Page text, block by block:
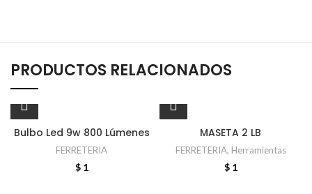
PRODUCTOS RELACIONADOS
Bulbo Led 9w 800 Lúmenes
FERRETERIA
$1
MASETA 2 LB
FERRETERIA, Herramientas
$1